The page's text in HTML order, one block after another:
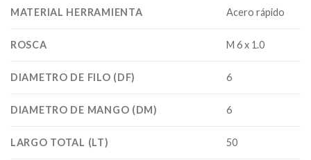
MATERIAL HERRAMIENTA Acero rápido
ROSCA M 6 x 1.0
DIAMETRO DE FILO (DF) 6
DIAMETRO DE MANGO (DM) 6
LARGO TOTAL (LT) 50